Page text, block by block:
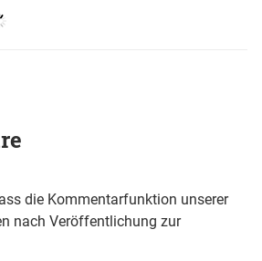
die Kommentarfunktion unserer
nach Veröffentlichung zur